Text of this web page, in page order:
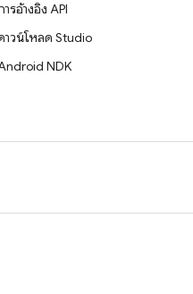
ารอ้างอิง API
าวน์โหลด Studio
NDK